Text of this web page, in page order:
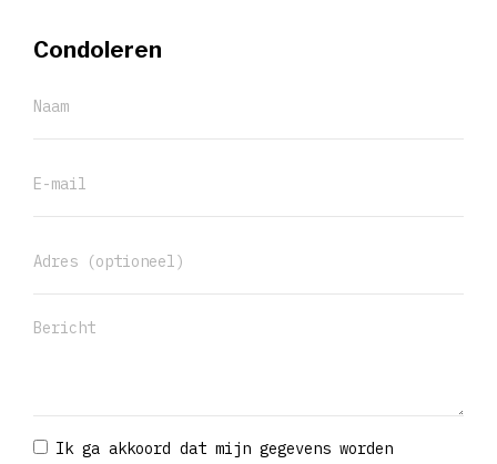
Condoleren
Ik ga akkoord dat mijn gegevens worden